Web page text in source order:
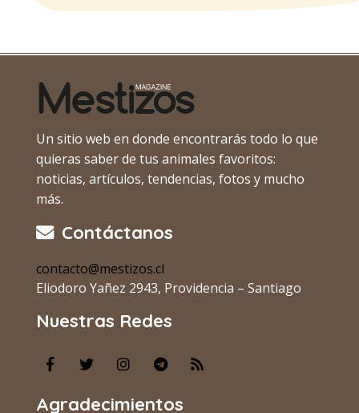
Un sitio web en donde encontrarás todo lo que
quieras saber de tus animales favoritos:
noticias, artículos, tendencias, fotos y mucho
más.
Contáctanos
contacto@mestizos.cl
Eliodoro Yañez 2943, Providencia – Santiago
Nuestras Redes
Agradecimientos